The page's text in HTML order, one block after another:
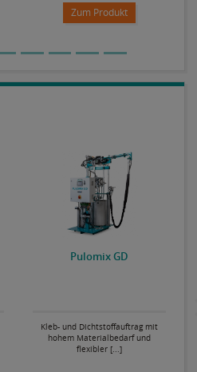
Zum Produkt
Pulomix GD
Kleb- und Dichtstoffauftrag mit
hohem Materialbedarf und
flexibler [...]